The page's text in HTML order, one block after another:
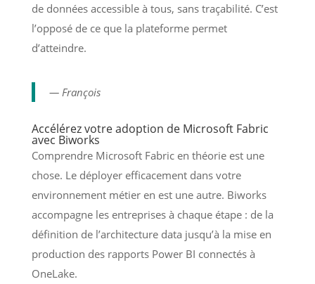
de données accessible à tous, sans traçabilité. C’est
l’opposé de ce que la plateforme permet
d’atteindre.
— François
Accélérez votre adoption de Microsoft Fabric
avec Biworks
Comprendre Microsoft Fabric en théorie est une
chose. Le déployer efficacement dans votre
environnement métier en est une autre. Biworks
accompagne les entreprises à chaque étape : de la
définition de l’architecture data jusqu’à la mise en
production des rapports Power BI connectés à
OneLake.